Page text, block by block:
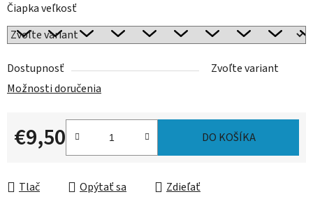
Čiapka veľkosť
Dostupnosť
Zvoľte variant
Možnosti doručenia
€9,50
Jednotková cena:
DO KOŠÍKA
Tlač Opýtať sa Zdieľať